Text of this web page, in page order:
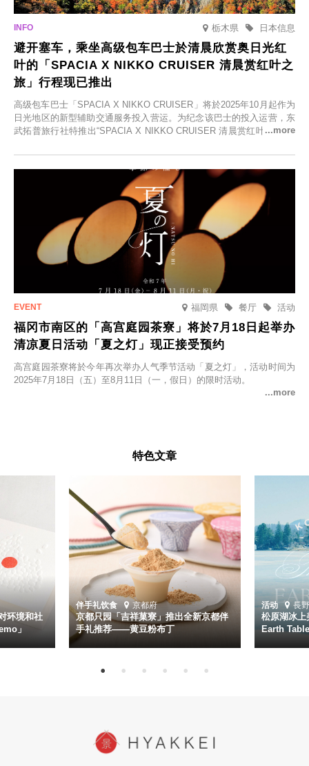
栃木県 日本信息
避开塞车，乘坐高级包车巴士於清晨欣赏奥日光红
叶的「SPACIA X NIKKO CRUISER 清晨赏红叶之
旅」行程现已推出
高级包车巴士「SPACIA X NIKKO CRUISER」将於2025年10月起作为
日光地区的新型辅助交通服务投入营运。为纪念该巴士的投入运营，东
武拓普旅行社特推出“SPACIA X NIKKO CRUISER 清晨赏红叶之旅”，
福岡県 活动
餐厅
福冈市南区的「高宫庭园茶寮」将於7月18日起举办
清凉夏日活动「夏之灯」现正接受预约
高宫庭园茶寮将於今年再次举办人气季节活动「夏之灯」，活动时间为
2025年7月18日（五）至8月11日（一，假日）的限时活动。
特色文章
环境和社
」
伴手礼饮食 京都府
京都只园「吉祥菓寮」推出全新京都伴
手礼推荐——黄豆粉布丁
活动 長
松原湖冰
Earth